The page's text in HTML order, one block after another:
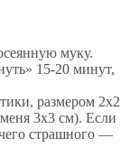
муку.
15-20 минут,
размером 2х2
3х3 см). Если
страшного —